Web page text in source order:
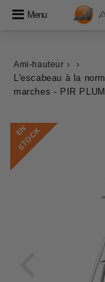
Menu
Ami-hauteur ›
›
L'escabeau à la
marches - PIR
E
N
S
T
O
C
K